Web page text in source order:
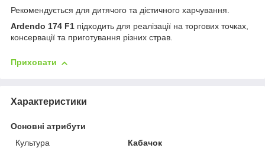
Рекомендується для дитячого та дієтичного харчування.
Ardendo 174 F1 підходить для реалізації на торгових точках,
консервації та приготування різних страв.
Приховати
Характеристики
Основні атрибути
Культура
Кабачок